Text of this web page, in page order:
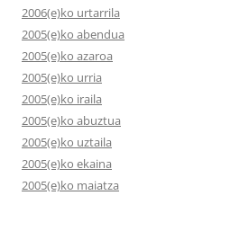
2006(e)ko urtarrila
2005(e)ko abendua
2005(e)ko azaroa
2005(e)ko urria
2005(e)ko iraila
2005(e)ko abuztua
2005(e)ko uztaila
2005(e)ko ekaina
2005(e)ko maiatza